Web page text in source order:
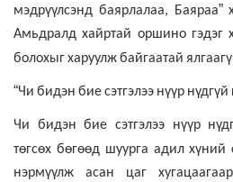
мэдрүүлсэнд баярлалаа, Баяраа”
Амьдралд хайртай оршино гэдэг
болохыгхаруулжбайгаатай
“Чи бидэн биесэтгэлээ нүүр нүдгүй
Чи бидэн бие сэтгэлээ нүүр
төгсөх бөгөөд шуурга адил хүний
нэрмүүлж
асан цаг хугацаагаар